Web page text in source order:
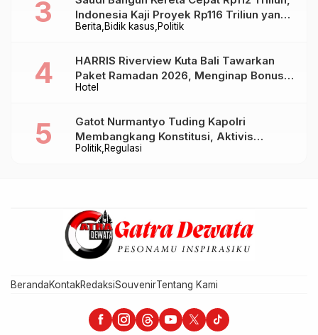
Berita Bidik kasus Politik
Indonesia Kaji Proyek Rp116 Triliun yang
Baru Sampai Bandung
Hotel
HARRIS Riverview Kuta Bali Tawarkan
Paket Ramadan 2026, Menginap Bonus
Takjil hingga Bukber Mulai Rp88.888
Politik Regulasi
Gatot Nurmantyo Tuding Kapolri
Membangkang Konstitusi, Aktivis
Tegaskan Polri Tak Punya Sejarah
BerandaKontakRedaksiSouvenirTentang Kami